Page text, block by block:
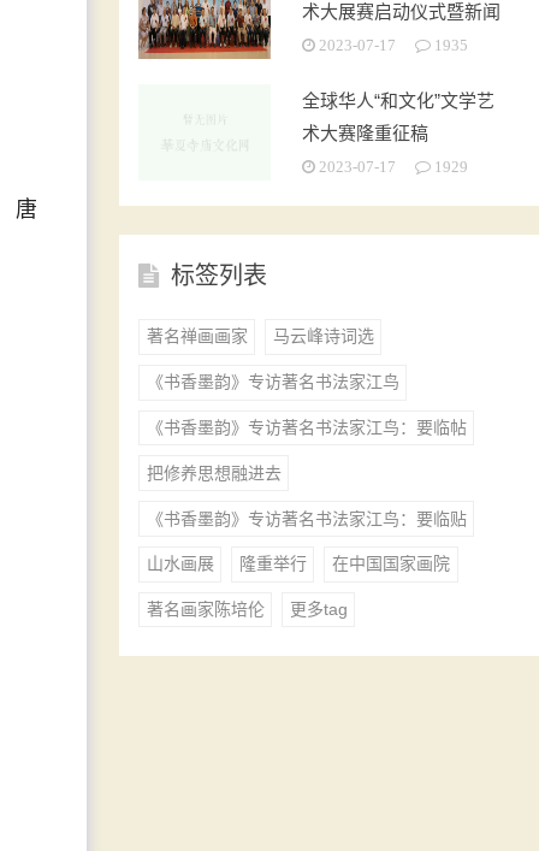
唐
术大展赛启动仪式暨新闻
发布会在京成功举办
2023-07-17 1935
全球华人“和文化”文学艺
术大赛隆重征稿
2023-07-17 1929
标签列表
著名禅画画家 马云峰诗词选
《书香墨韵》专访著名书法家江鸟
《书香墨韵》专访著名书法家江鸟：要临帖
把修养思想融进去
《书香墨韵》专访著名书法家江鸟：要临贴
山水画展 隆重举行 在中国国家画院
著名画家陈培伦 更多tag